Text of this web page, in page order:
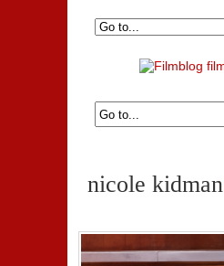
nicole kidman